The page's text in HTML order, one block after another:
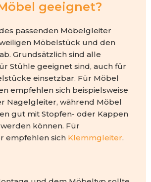
geeignet?
passenden Möbelgleiter
Möbelstück und den
Grundsätzlich sind alle
Stühle geeignet sind, auch für
einsetzbar. Für Möbel
empfehlen sich beispielsweise
Nagelgleiter, während Möbel
gut mit Stopfen- oder Kappen
können. Für
empfehlen sich Klemmgleiter.